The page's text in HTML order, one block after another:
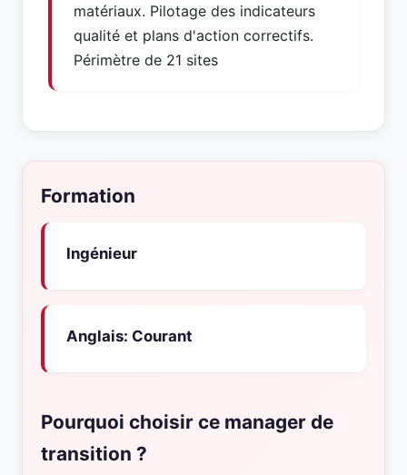
matériaux. Pilotage des indicateurs
qualité et plans d'action correctifs.
Périmètre de 21 sites
Formation
Ingénieur
Anglais: Courant
Pourquoi choisir ce manager de
transition ?